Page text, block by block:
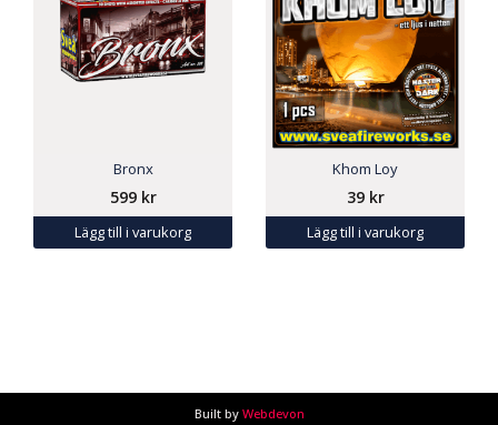
Bronx
599 kr
Lägg till i varukorg
Khom Loy
39 kr
Lägg till i varukorg
Built by Webdevon